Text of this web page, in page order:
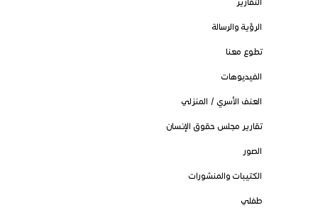
الرؤية والرسالة
تطوع معنا
الفيديوهات
العنف الأسري / المنزلي
تقارير مجلس حقوق الإنسان
الصور
الكتيبات والمنشورات
طفلي